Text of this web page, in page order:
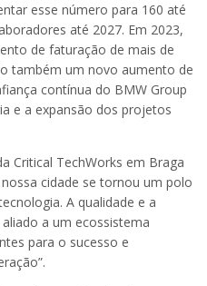
esse número para 160 até
até 2027. Em 2023,
de faturação de mais de
também um novo aumento de
contínua do BMW Group
e a expansão dos projetos
Critical TechWorks em Braga
cidade se tornou um polo
A qualidade e a
a um ecossistema
para o sucesso e